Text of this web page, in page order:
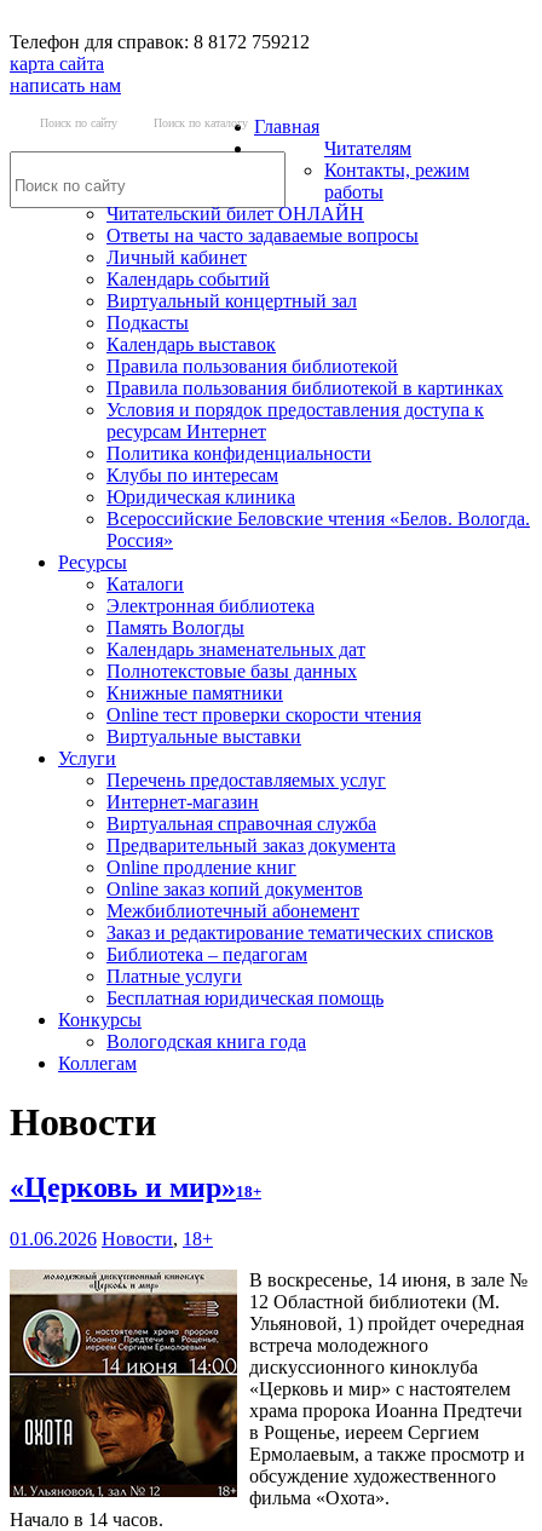
Телефон для справок: 8 8172 759212
карта сайта
написать нам
Поиск по сайту Поиск по каталогу Главная
Читателям
Контакты, режим
работы
Читательский билет ОНЛАЙН
Ответы на часто задаваемые вопросы
Личный кабинет
Календарь событий
Виртуальный концертный зал
Подкасты
Календарь выставок
Правила пользования библиотекой
Правила пользования библиотекой в картинках
Условия и порядок предоставления доступа к
ресурсам Интернет
Политика конфиденциальности
Клубы по интересам
Юридическая клиника
Всероссийские Беловские чтения «Белов. Вологда.
Россия»
Ресурсы
Каталоги
Электронная библиотека
Память Вологды
Календарь знаменательных дат
Полнотекстовые базы данных
Книжные памятники
Online тест проверки скорости чтения
Виртуальные выставки
Услуги
Перечень предоставляемых услуг
Интернет-магазин
Виртуальная справочная служба
Предварительный заказ документа
Online продление книг
Online заказ копий документов
Межбиблиотечный абонемент
Заказ и редактирование тематических списков
Библиотека – педагогам
Платные услуги
Бесплатная юридическая помощь
Конкурсы
Вологодская книга года
Коллегам
Новости
«Церковь и мир»18+
01.06.2026 Новости, 18+
В воскресенье, 14 июня, в зале №
12 Областной библиотеки (М.
Ульяновой, 1) пройдет очередная
встреча молодежного
дискуссионного киноклуба
«Церковь и мир» с настоятелем
храма пророка Иоанна Предтечи
в Рощенье, иереем Сергием
Ермолаевым, а также просмотр и
обсуждение художественного
фильма «Охота».
Начало в 14 часов.